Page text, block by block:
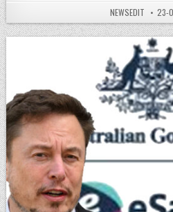
AUTHOR:
NEWSEDIT 23-